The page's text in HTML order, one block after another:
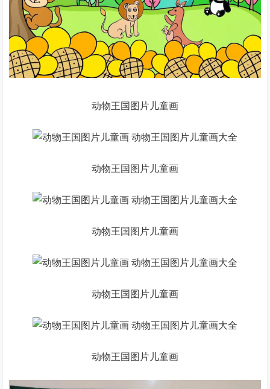
动物王国图片儿童画
动物王国图片儿童画
动物王国图片儿童画
动物王国图片儿童画
动物王国图片儿童画